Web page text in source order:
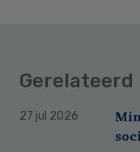
Gerelateerd
27 jul 2026